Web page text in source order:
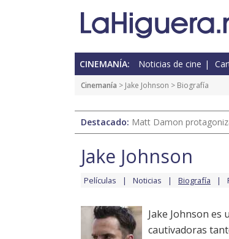
CINEMANÍA: Noticias de cine
Cinemanía > Jake Johnson > Biografía
Destacado: Matt Damon
Jake Johnson
Películas Noticias Biografía
Jake Johnson
cautivadoras